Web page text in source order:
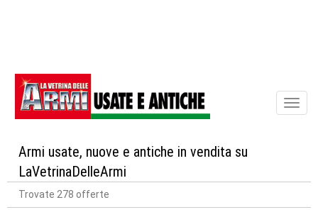
Armi usate, nuove e antiche in vendita su
LaVetrinaDelleArmi
Trovate 278 offerte